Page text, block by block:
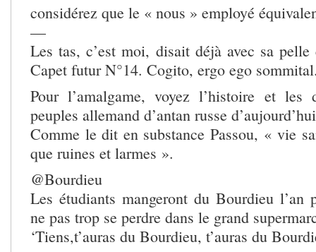
considérez que le « nous » employé
—
Les tas, c’est moi, disait déjà avec sa
Capet futur N°14. Cogito, ergo ego
Pour l’amalgame, voyez l’histoire et les
peuples allemand d’antan russe
Comme le dit en substance Passou, « vie
que ruines et larmes ».
@Bourdieu
Les étudiants mangeront du Bourdieu l’an
ne pas trop se perdre dans le grand
‘Tiens,t’auras du Bourdieu, t’auras du